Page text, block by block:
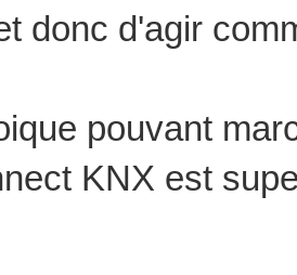
donc d'agir
pouvant
KNX est